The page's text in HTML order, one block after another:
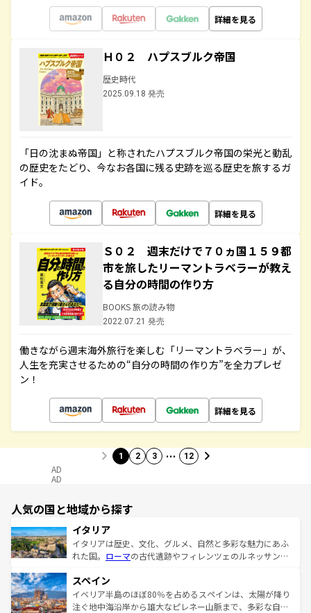
詳細を見る
Ｈ０２ ハプスブルク帝国
歴史時代
2025.09.18 発売
「日の沈まぬ帝国」と称されたハプスブルク帝国の栄光と動乱
の歴史をたどり、今なお各国に残る史跡を巡る歴史を旅するガ
イド。
詳細を見る
Ｓ０２ 週末だけで７０ヵ国１５９都
市を旅したリーマントラベラーが教え
る自分の時間の作り方
BOOKS 旅の読み物
2022.07.21 発売
働きながら週末海外旅行を楽しむ「リーマントラベラー」が、
人生を充実させるための“自分の時間の作り方”を全力プレゼ
ン！
詳細を見る
1 2 3 … 12
AD
AD
人気の国と地域から探す
イタリア
イタリアは歴史、文化、グルメ、自然と多彩な魅力にあふ
れた国。 ローマの古代遺跡やフィレンツェのルネッサンス
ろん、トスカーナの美しい田園風景やアマルフィ海岸の絶
景など、自然景観も見逃せない。観光の合間には、本場の
ピザやパスタなど、絶品のイタリア料理を堪能することも
スペイン
イベリア半島のほぼ80％を占めるスペインは、太陽が降り
注ぐ地中海沿岸から雄大なピレネー山脈まで、多彩な自然